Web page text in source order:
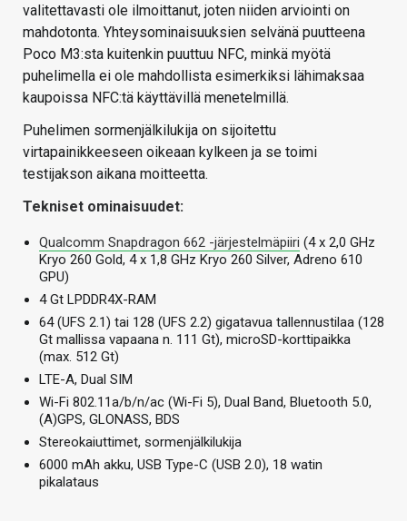
valitettavasti ole ilmoittanut, joten niiden arviointi on
mahdotonta. Yhteysominaisuuksien selvänä puutteena
Poco M3:sta kuitenkin puuttuu NFC, minkä myötä
puhelimella ei ole mahdollista esimerkiksi lähimaksaa
kaupoissa NFC:tä käyttävillä menetelmillä.
Puhelimen sormenjälkilukija on sijoitettu
virtapainikkeeseen oikeaan kylkeen ja se toimi
testijakson aikana moitteetta.
Tekniset ominaisuudet:
Qualcomm Snapdragon 662 -järjestelmäpiiri (4 x 2,0 GHz
Kryo 260 Gold, 4 x 1,8 GHz Kryo 260 Silver, Adreno 610
GPU)
4 Gt LPDDR4X-RAM
64 (UFS 2.1) tai 128 (UFS 2.2) gigatavua tallennustilaa (128
Gt mallissa vapaana n. 111 Gt), microSD-korttipaikka
(max. 512 Gt)
LTE-A, Dual SIM
Wi-Fi 802.11a/b/n/ac (Wi-Fi 5), Dual Band, Bluetooth 5.0,
(A)GPS, GLONASS, BDS
Stereokaiuttimet, sormenjälkilukija
6000 mAh akku, USB Type-C (USB 2.0), 18 watin
pikalataus